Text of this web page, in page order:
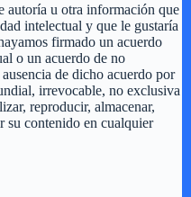
autoría u otra información que
intelectual y que le gustaría
firmado un acuerdo
o un acuerdo de no
de dicho acuerdo por
irrevocable, no exclusiva
reproducir, almacenar,
su contenido en cualquier